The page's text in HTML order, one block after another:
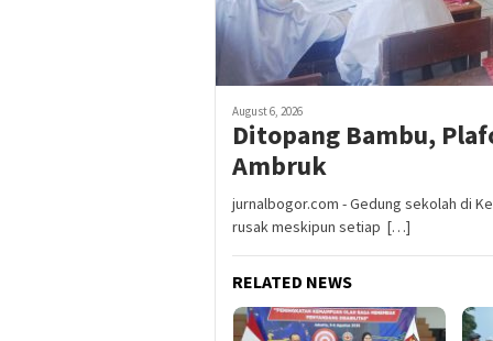
August 6, 2026
Ditopang Bambu,
Ambruk
jurnalbogor.com - Gedung sekolah di
rusak meskipun setiap […]
RELATED NEWS